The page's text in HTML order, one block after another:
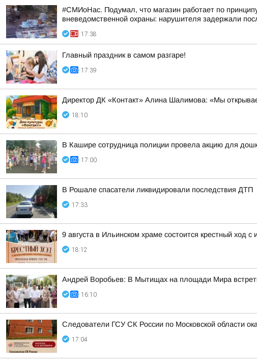
#СМИоНас. Подумал, что магазин работает по
вневедомственной охраны: нарушителя задержали
17:38
Главный праздник в самом разгаре!
17:39
Директор ДК «Контакт» Алина Шалимова: «Мы
18:10
В Кашире сотрудница полиции провела акцию для
17:00
В Рошале спасатели ликвидировали последствия ДТП
17:33
9 августа в Ильинском храме состоится крестный ход
18:12
Андрей Воробьев: В Мытищах на площади Мира
16:10
Следователи ГСУ СК России по Московской области
17:04